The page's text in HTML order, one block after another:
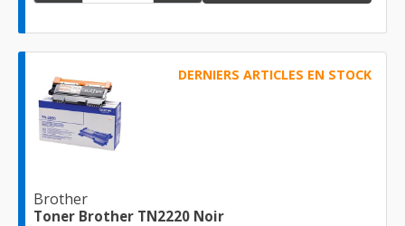
DERNIERS ARTICLES EN STOCK
Brother
Toner Brother TN2220 Noir